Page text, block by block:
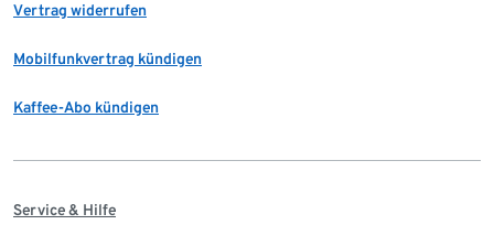
Vertrag widerrufen
Mobilfunkvertrag kündigen
Kaffee-Abo kündigen
Service & Hilfe